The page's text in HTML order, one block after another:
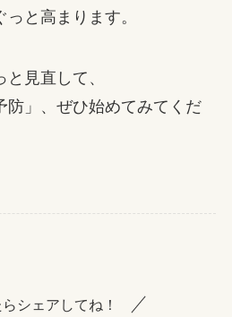
と高まります。
見直して、
防」、ぜひ始めてみてくだ
シェアしてね！